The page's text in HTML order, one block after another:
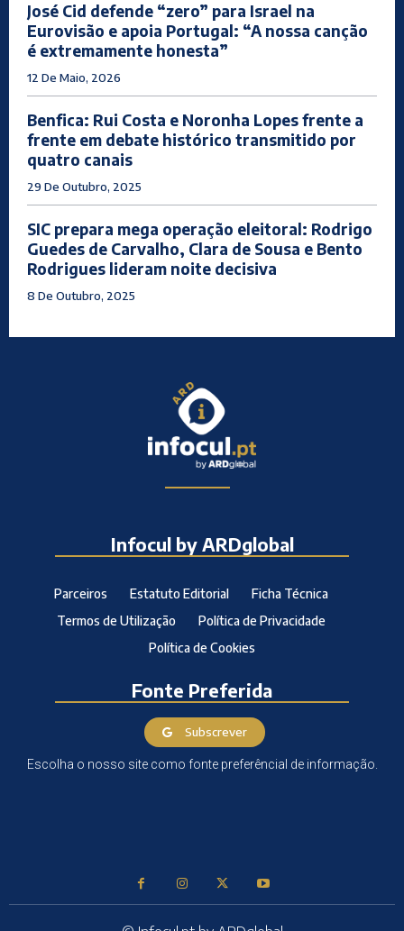
José Cid defende “zero” para Israel na
Eurovisão e apoia Portugal: “A nossa canção
é extremamente honesta”
12 De Maio, 2026
Benfica: Rui Costa e Noronha Lopes frente a
frente em debate histórico transmitido por
quatro canais
29 De Outubro, 2025
SIC prepara mega operação eleitoral: Rodrigo
Guedes de Carvalho, Clara de Sousa e Bento
Rodrigues lideram noite decisiva
8 De Outubro, 2025
Infocul by ARDglobal
Parceiros Estatuto Editorial
Ficha Técnica
Termos de Utilização
Política de Privacidade
Política de Cookies
Fonte Preferida
Subscrever
Escolha o nosso site como fonte preferêncial de informação.